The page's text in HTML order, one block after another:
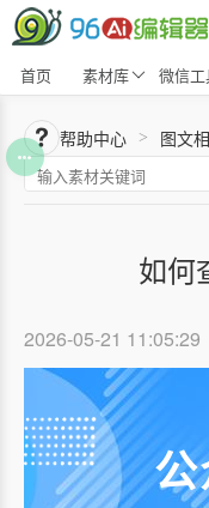
首页 素材库 微信
帮助中心 > 图文
如何
2026-05-21 11:05:29